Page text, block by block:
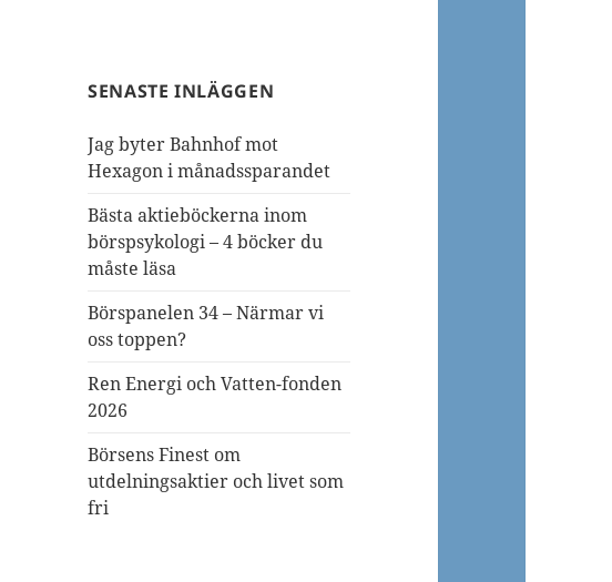
SENASTE INLÄGGEN
Jag byter Bahnhof mot
Hexagon i månadssparandet
Bästa aktieböckerna inom
börspsykologi – 4 böcker du
måste läsa
Börspanelen 34 – Närmar vi
oss toppen?
Ren Energi och Vatten-fonden
2026
Börsens Finest om
utdelningsaktier och livet som
fri